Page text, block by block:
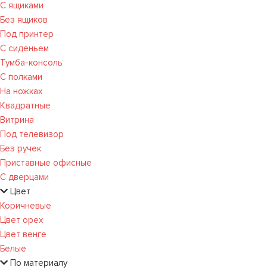
С ящиками
Без ящиков
Под принтер
С сиденьем
Тумба-консоль
С полками
На ножках
Квадратные
Витрина
Под телевизор
Без ручек
Приставные офисные
С дверцами
Цвет
Коричневые
Цвет орех
Цвет венге
Белые
По материалу